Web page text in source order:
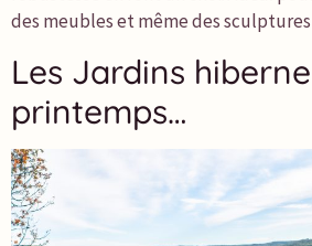
des meubles et même des
Les Jardins
printemps…